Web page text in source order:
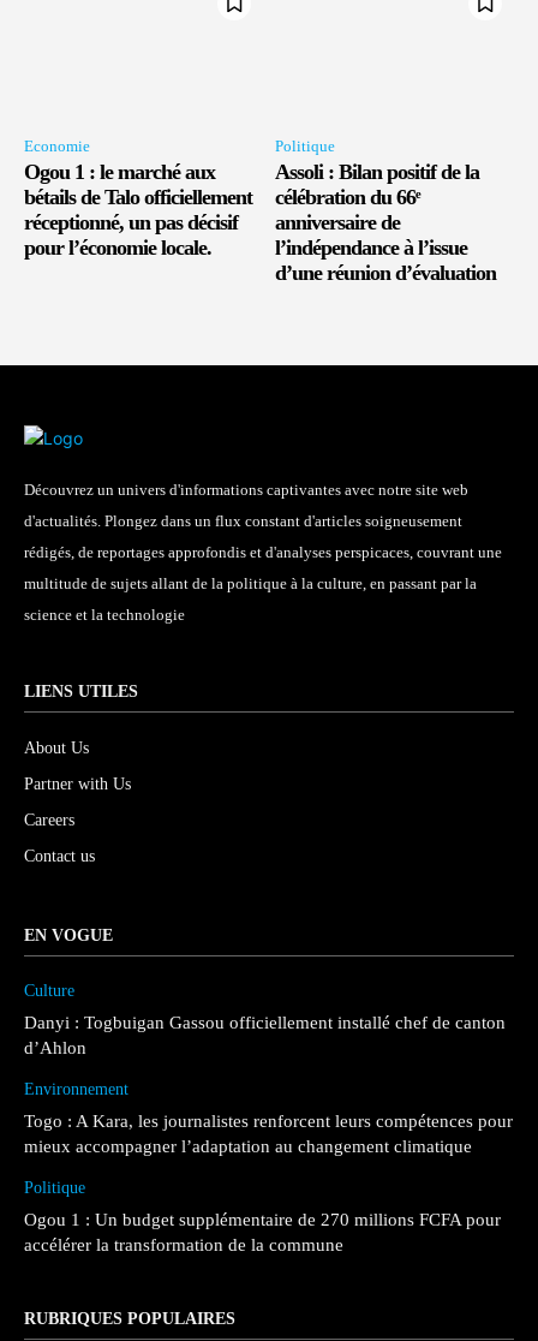
Economie
Ogou 1 : le marché aux
bétails de Talo officiellement
réceptionné, un pas décisif
pour l’économie locale.
Politique
Assoli : Bilan positif de la
célébration du 66ᵉ
anniversaire de
l’indépendance à l’issue
d’une réunion d’évaluation
Découvrez un univers d'informations captivantes avec notre site web
d'actualités. Plongez dans un flux constant d'articles soigneusement
rédigés, de reportages approfondis et d'analyses perspicaces, couvrant une
multitude de sujets allant de la politique à la culture, en passant par la
science et la technologie
LIENS UTILES
About Us
Partner with Us
Careers
Contact us
EN VOGUE
Culture
Danyi : Togbuigan Gassou officiellement installé chef de canton
d’Ahlon
Environnement
Togo : A Kara, les journalistes renforcent leurs compétences pour
mieux accompagner l’adaptation au changement climatique
Politique
Ogou 1 : Un budget supplémentaire de 270 millions FCFA pour
accélérer la transformation de la commune
RUBRIQUES POPULAIRES